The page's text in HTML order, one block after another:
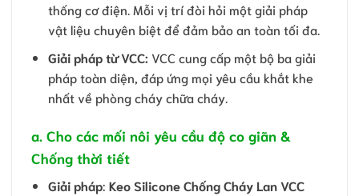
thống cơ điện. Mỗi vị trí đòi hỏi một giải pháp
vật liệu chuyên biệt để đảm bảo an toàn tối đa.
Giải pháp từ VCC: VCC cung cấp một bộ ba giải
pháp toàn diện, đáp ứng mọi yêu cầu khắt khe
nhất về phòng cháy chữa cháy.
a. Cho các mối nôi yêu cầu độ co giãn &
Chống thời tiết
Giải pháp: Keo Silicone Chống Cháy Lan VCC